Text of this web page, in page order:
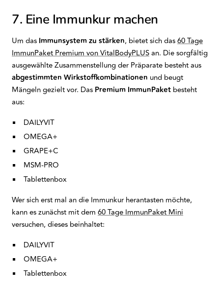
7. Eine Immunkur machen
Um das Immunsystem zu stärken, bietet sich das60 Tage
ImmunPaket Premium von VitalBodyPLUSan. Die sorgfältig
ausgewählte Zusammenstellung der Präparate besteht aus
abgestimmten Wirkstoffkombinationen und beugt
Mängeln gezielt vor. Das Premium ImmunPaket besteht
aus:
DAILYVIT
OMEGA+
GRAPE+C
MSM-PRO
Tablettenbox
Wer sich erst mal an die Immunkur herantasten möchte,
kann es zunächst mit dem 60 Tage ImmunPaket Mini
versuchen, dieses beinhaltet:
DAILYVIT
OMEGA+
Tablettenbox